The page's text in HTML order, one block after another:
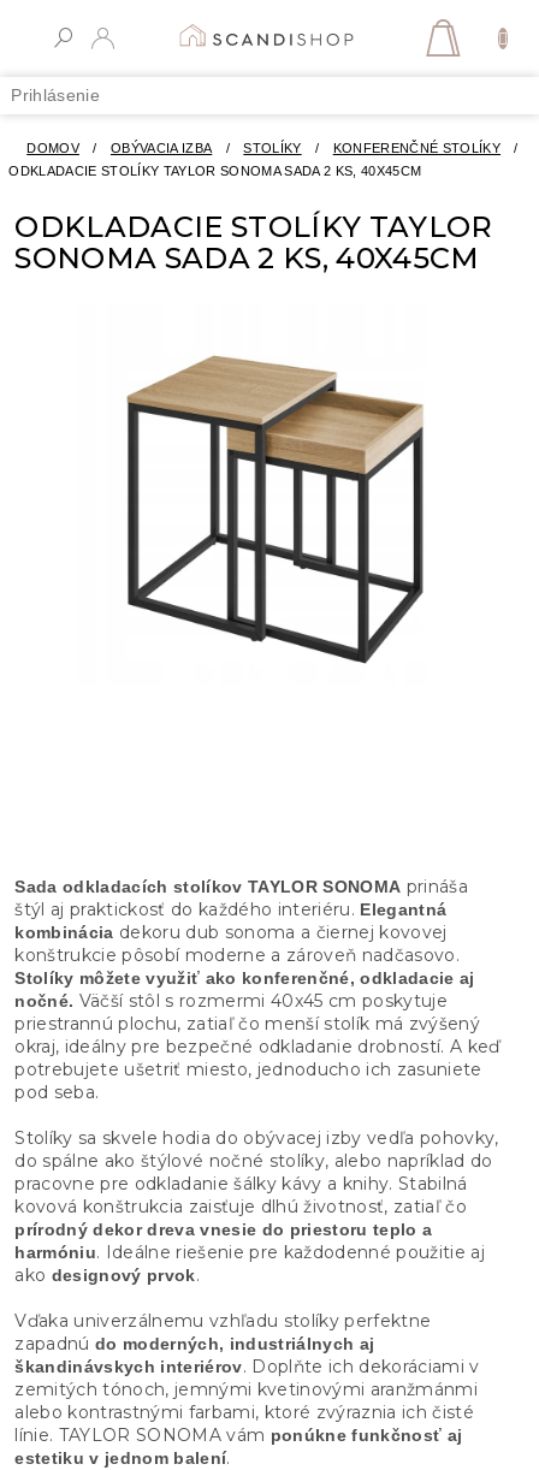
Prihlásenie
DOMOV / OBÝVACIA IZBA / STOLÍKY / KONFERENČNÉ STOLÍKY
/
ODKLADACIE STOLÍKY TAYLOR SONOMA SADA 2 KS, 40X45CM
ODKLADACIE STOLÍKY TAYLOR
SONOMA SADA 2 KS, 40X45CM
Sada odkladacích stolíkov TAYLOR SONOMA prináša
štýl aj praktickosť do každého interiéru. Elegantná
kombinácia dekoru dub sonoma a čiernej kovovej
konštrukcie pôsobí moderne a zároveň nadčasovo.
Stolíky môžete využiť ako konferenčné, odkladacie aj
nočné. Väčší stôl s rozmermi 40x45 cm poskytuje
priestrannú plochu, zatiaľ čo menší stolík má zvýšený
okraj, ideálny pre bezpečné odkladanie drobností. A keď
potrebujete ušetriť miesto, jednoducho ich zasuniete
pod seba.
Stolíky sa skvele hodia do obývacej izby vedľa pohovky,
do spálne ako štýlové nočné stolíky, alebo napríklad do
pracovne pre odkladanie šálky kávy a knihy. Stabilná
kovová konštrukcia zaisťuje dlhú životnosť, zatiaľ čo
prírodný dekor dreva vnesie do priestoru teplo a
harmóniu. Ideálne riešenie pre každodenné použitie aj
ako designový prvok.
Vďaka univerzálnemu vzhľadu stolíky perfektne
zapadnú do moderných, industriálnych aj
škandinávskych interiérov. Doplňte ich dekoráciami v
zemitých tónoch, jemnými kvetinovými aranžmánmi
alebo kontrastnými farbami, ktoré zvýraznia ich čisté
línie. TAYLOR SONOMA vám ponúkne funkčnosť aj
estetiku v jednom balení.